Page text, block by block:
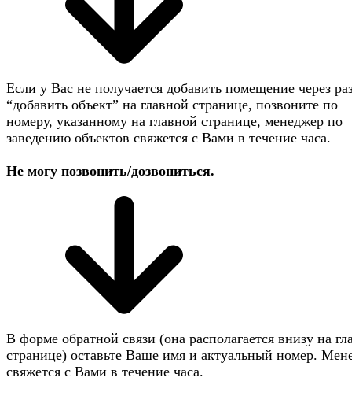
Если у Вас не получается добавить помещение через
“добавить объект” на главной странице, позвоните по
номеру, указанному на главной странице, менеджер по
заведению объектов свяжется с Вами в течение часа.
Не могу позвонить/дозвониться.
В форме обратной связи (она располагается внизу на
странице) оставьте Ваше имя и актуальный номер.
свяжется с Вами в течение часа.